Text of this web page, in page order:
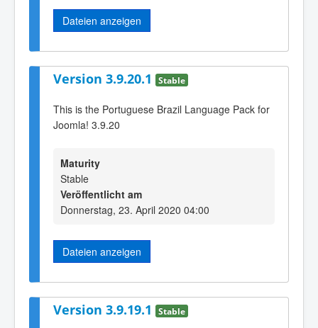
Dateien anzeigen
Version 3.9.20.1 Stable
This is the Portuguese Brazil Language Pack for
Joomla! 3.9.20
Maturity
Stable
Veröffentlicht am
Donnerstag, 23. April 2020 04:00
Dateien anzeigen
Version 3.9.19.1 Stable